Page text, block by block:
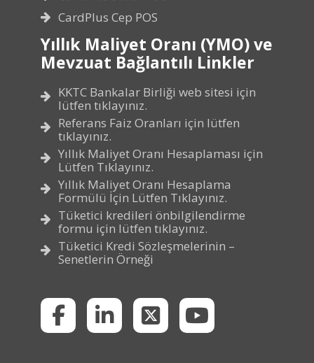
CardPlus Cep POS
Yıllık Maliyet Oranı (YMO) ve
Mevzuat Bağlantılı Linkler
KKTC Bankalar Birliği web sitesi için
lütfen tıklayınız.
Referans Faiz Oranları için lütfen
tıklayınız.
Yıllık Maliyet Oranı Hesaplaması için
Lütfen Tıklayınız.
Yıllık Maliyet Oranı Hesaplama
Formülü İçin Lütfen Tıklayınız.
Tüketici kredileri önbilgilendirme
formu için lütfen tıklayınız.
Tüketici Kredi Sözleşmelerinin –
Senetlerin Örneği